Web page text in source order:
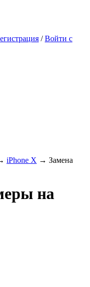
/Войти с
iPhone X → Замена
на